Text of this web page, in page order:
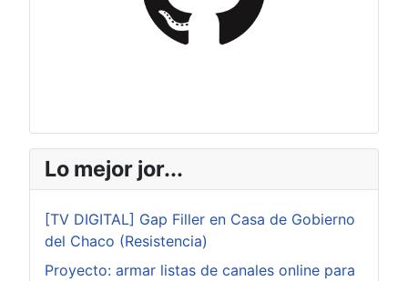
Lo mejor jor...
[TV DIGITAL] Gap Filler en Casa de Gobierno
del Chaco (Resistencia)
Proyecto: armar listas de canales online para